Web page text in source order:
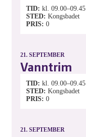
TID kl. 09.00–09.45
STED Kongsbadet
PRIS 0
21. SEPTEMBER
Vanntrim
TID kl. 09.00–09.45
STED Kongsbadet
PRIS 0
21. SEPTEMBER